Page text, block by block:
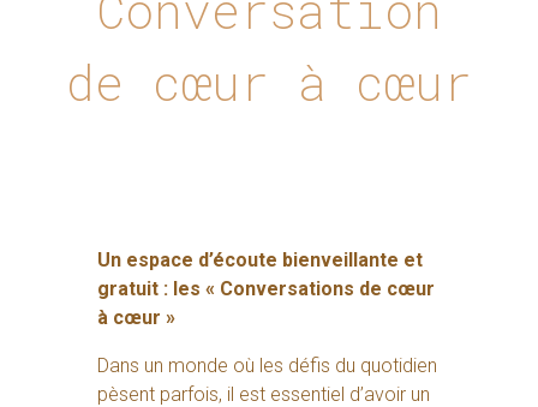
de cœur à cœur
Un espace d’écoute bienveillante et
gratuit : les « Conversations de cœur
à cœur »
Dans un monde où les défis du quotidien
pèsent parfois, il est essentiel d’avoir un